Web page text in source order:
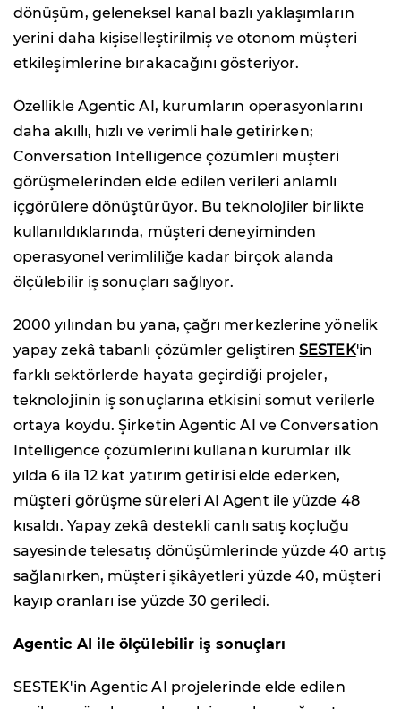
dönüşüm, geleneksel kanal bazlı yaklaşımların
yerini daha kişiselleştirilmiş ve otonom müşteri
etkileşimlerine bırakacağını gösteriyor.
Özellikle Agentic AI, kurumların operasyonlarını
daha akıllı, hızlı ve verimli hale getirirken;
Conversation Intelligence çözümleri müşteri
görüşmelerinden elde edilen verileri anlamlı
içgörülere dönüştürüyor. Bu teknolojiler birlikte
kullanıldıklarında, müşteri deneyiminden
operasyonel verimliliğe kadar birçok alanda
ölçülebilir iş sonuçları sağlıyor.
2000 yılından bu yana, çağrı merkezlerine yönelik
yapay zekâ tabanlı çözümler geliştirenSESTEK'in
farklı sektörlerde hayata geçirdiği projeler,
teknolojinin iş sonuçlarına etkisini somut verilerle
ortaya koydu. Şirketin Agentic AI ve Conversation
Intelligence çözümlerini kullanan kurumlar ilk
yılda 6 ila 12 kat yatırım getirisi elde ederken,
müşteri görüşme süreleri AI Agent ile yüzde 48
kısaldı. Yapay zekâ destekli canlı satış koçluğu
sayesinde telesatış dönüşümlerinde yüzde 40 artış
sağlanırken, müşteri şikâyetleri yüzde 40, müşteri
kayıp oranları ise yüzde 30 geriledi.
Agentic AI ile ölçülebilir iş sonuçları
SESTEK'in Agentic AI projelerinde elde edilen